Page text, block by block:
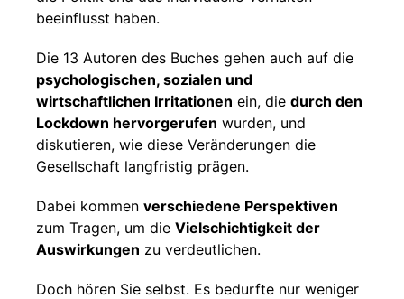
beeinflusst haben.
Die 13 Autoren des Buches gehen auch auf die
psychologischen, sozialen und
wirtschaftlichen Irritationen ein, die durch den
Lockdown hervorgerufen wurden, und
diskutieren, wie diese Veränderungen die
Gesellschaft langfristig prägen.
Dabei kommen verschiedene Perspektiven
zum Tragen, um die Vielschichtigkeit der
Auswirkungen zu verdeutlichen.
Doch hören Sie selbst. Es bedurfte nur weniger